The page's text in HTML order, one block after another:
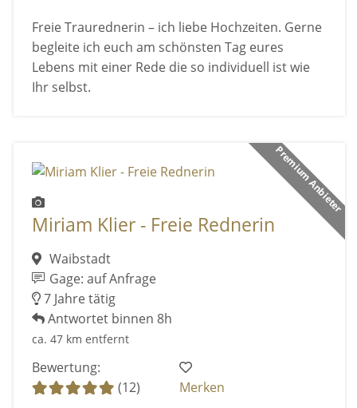
Freie Traurednerin – ich liebe Hochzeiten. Gerne
begleite ich euch am schönsten Tag eures
Lebens mit einer Rede die so individuell ist wie
Ihr selbst.
Premium Anbieter
Miriam Klier - Freie Rednerin
Waibstadt
Gage: auf Anfrage
7 Jahre tätig
Antwortet binnen 8h
ca. 47 km entfernt
Bewertung:
(12)
Merken